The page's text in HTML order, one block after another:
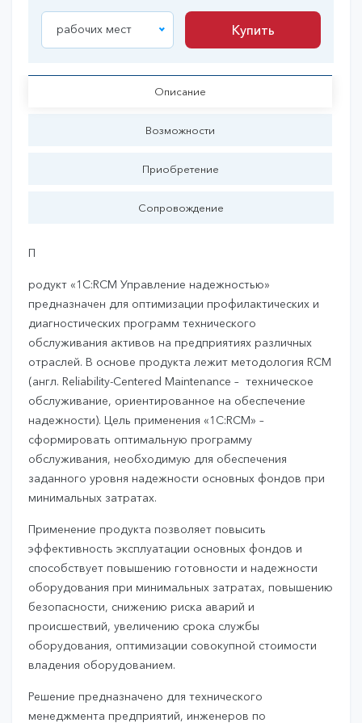
рабочих мест Купить
Описание
Возможности
Приобретение
Сопровождение
П
родукт «1C:RCM Управление надежностью»
предназначен для оптимизации профилактических и
диагностических программ технического
обслуживания активов на предприятиях различных
отраслей. В основе продукта лежит методология RCM
(англ. Reliability-Centered Maintenance – техническое
обслуживание, ориентированное на обеспечение
надежности). Цель применения «1С:RCM» –
сформировать оптимальную программу
обслуживания, необходимую для обеспечения
заданного уровня надежности основных фондов при
минимальных затратах.
Применение продукта позволяет повысить
эффективность эксплуатации основных фондов и
способствует повышению готовности и надежности
оборудования при минимальных затратах, повышению
безопасности, снижению риска аварий и
происшествий, увеличению срока службы
оборудования, оптимизации совокупной стоимости
владения оборудованием.
Решение предназначено для технического
менеджмента предприятий, инженеров по